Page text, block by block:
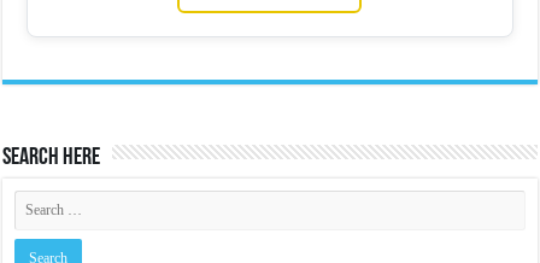
Search Here